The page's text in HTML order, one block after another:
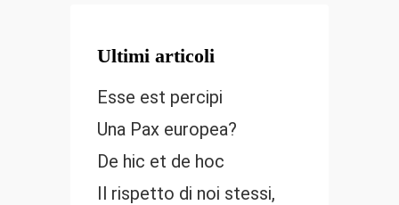
Ultimi articoli
Esse est percipi
Una Pax europea?
De hic et de hoc
Il rispetto di noi stessi,